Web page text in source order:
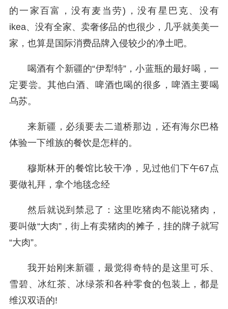
的一家百富，没有麦当劳)，没有星巴克、没有
ikea、没有全家、卖奢侈品的也很少，几乎就美美一
家，也算是国际消费品牌入侵较少的净土吧。
喝酒有个新疆的“伊犁特”，小蓝瓶的最好喝，一
定要尝。其他白酒、啤酒也喝的很多，啤酒主要喝
乌苏。
来新疆，必须要去二道桥那边，还有海尔巴格
体验一下维族的餐饮是怎样的。
穆斯林开的餐馆比较干净，见过他们下午67点
要做礼拜，拿个地毯念经
然后就说到禁忌了：这里吃猪肉不能说猪肉，
要叫做“大肉”，街上有卖猪肉的摊子，挂的牌子就写
“大肉”。
我开始刚来新疆，最觉得奇特的是这里可乐、
雪碧、冰红茶、冰绿茶和各种零食的包装上，都是
维汉双语的!